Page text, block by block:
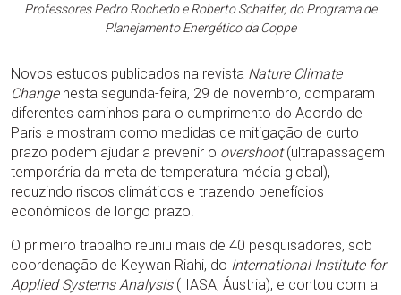
Professores Pedro Rochedo e Roberto Schaffer, do Programa de
Planejamento Energético da Coppe
Novos estudos publicados na revista Nature Climate
Changenesta segunda-feira, 29 de novembro, comparam
diferentes caminhos para o cumprimento do Acordo de
Paris e mostram como medidas de mitigação de curto
prazo podem ajudar a prevenir o overshoot(ultrapassagem
temporária da meta de temperatura média global),
reduzindo riscos climáticos e trazendo benefícios
econômicos de longo prazo.
O primeiro trabalho reuniu mais de 40 pesquisadores, sob
coordenação de Keywan Riahi, do International Institute for
Applied Systems Analysis(IIASA, Áustria), e contou com a